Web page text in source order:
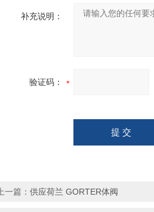
补充说明：
验证码：
上一篇： 供应荷兰 GORTER体阀